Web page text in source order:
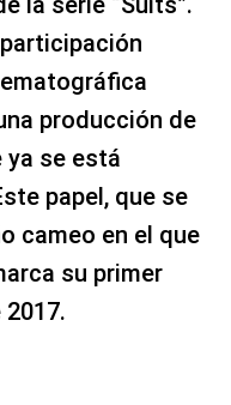
producción de
ya se está
papel, que se
cameo en el que
su primer